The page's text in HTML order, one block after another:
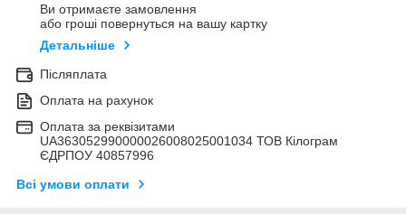
Ви отримаєте замовлення
або гроші повернуться на вашу картку
Детальніше
Післяплата
Оплата на рахунок
Оплата за реквізитами
UA363052990000026008025001034 ТОВ Кілограм
ЄДРПОУ 40857996
Всі умови оплати